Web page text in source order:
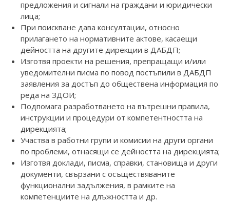
предложения и сигнали на граждани и юридически
лица;
При поискване дава консултации, относно
прилагането на нормативните актове, касаещи
дейността на другите дирекции в ДАБДП;
Изготвя проекти на решения, препращащи и/или
уведомителни писма по повод постъпили в ДАБДП
заявления за достъп до обществена информация по
реда на ЗДОИ;
Подпомага разработването на вътрешни правила,
инструкции и процедури от компетентността на
дирекцията;
Участва в работни групи и комисии на други органи
по проблеми, отнасящи се дейността на дирекцията;
Изготвя доклади, писма, справки, становища и други
документи, свързани с осъществяваните
функционални задължения, в рамките на
компетенциите на длъжността и др.